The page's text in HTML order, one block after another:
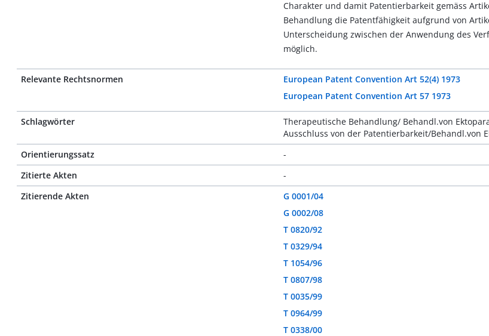
Charakter und damit Patentierbarkeit gemäss
Behandlung die Patentfähigkeit aufgrund von
Unterscheidung zwischen der Anwendung des
möglich.
Relevante Rechtsnormen
European Patent Convention Art 52(4) 1973
European Patent Convention Art 57 1973
Schlagwörter
Therapeutische Behandlung/ Behandl.von
Ausschluss von der Patentierbarkeit/Behandl.von
Orientierungssatz
-
Zitierte Akten
-
Zitierende Akten
G 0001/04
G 0002/08
T 0820/92
T 0329/94
T 1054/96
T 0807/98
T 0035/99
T 0964/99
T 0338/00